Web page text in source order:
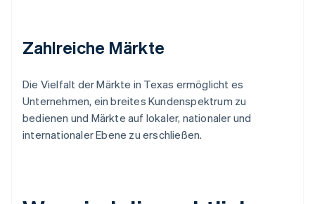
Zahlreiche Märkte
Die Vielfalt der Märkte in Texas ermöglicht es
Unternehmen, ein breites Kundenspektrum zu
bedienen und Märkte auf lokaler, nationaler und
internationaler Ebene zu erschließen.